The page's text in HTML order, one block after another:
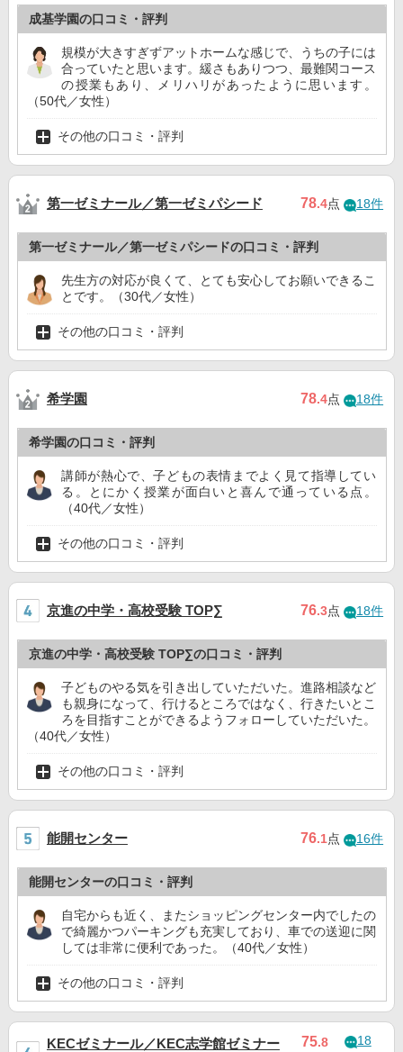
成基学園の口コミ・評判
規模が大きすぎずアットホームな感じで、うちの子には
合っていたと思います。緩さもありつつ、最難関コース
の授業もあり、メリハリがあったように思います。
（50代／女性）
その他の口コミ・評判
第一ゼミナール／第一ゼミパシード 78.4点 18件
第一ゼミナール／第一ゼミパシードの口コミ・評判
先生方の対応が良くて、とても安心してお願いできるこ
とです。（30代／女性）
その他の口コミ・評判
希学園 78.4点 18件
希学園の口コミ・評判
講師が熱心で、子どもの表情までよく見て指導してい
る。とにかく授業が面白いと喜んで通っている点。
（40代／女性）
その他の口コミ・評判
京進の中学・高校受験 TOP∑ 76.3点 18件
京進の中学・高校受験 TOP∑の口コミ・評判
子どものやる気を引き出していただいた。進路相談など
も親身になって、行けるところではなく、行きたいとこ
ろを目指すことができるようフォローしていただいた。
（40代／女性）
その他の口コミ・評判
能開センター 76.1点 16件
能開センターの口コミ・評判
自宅からも近く、またショッピングセンター内でしたの
で綺麗かつパーキングも充実しており、車での送迎に関
しては非常に便利であった。（40代／女性）
その他の口コミ・評判
KECゼミナール／KEC志学館ゼミナー
75.8
18